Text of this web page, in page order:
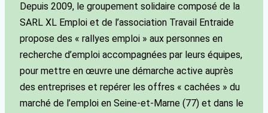
Depuis 2009, le groupement solidaire composé de la
SARL XL Emploi et de l’association Travail Entraide
propose des « rallyes emploi » aux personnes en
recherche d’emploi accompagnées par leurs équipes,
pour mettre en œuvre une démarche active auprès
des entreprises et repérer les offres « cachées » du
marché de l’emploi en Seine-et-Marne (77) et dans le